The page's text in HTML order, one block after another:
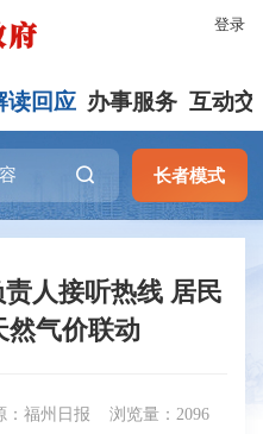
登录
读回应 办事服务 互动交
长者模式
人接听热线 居民
然气价联动
：福州日报 浏览量：2096